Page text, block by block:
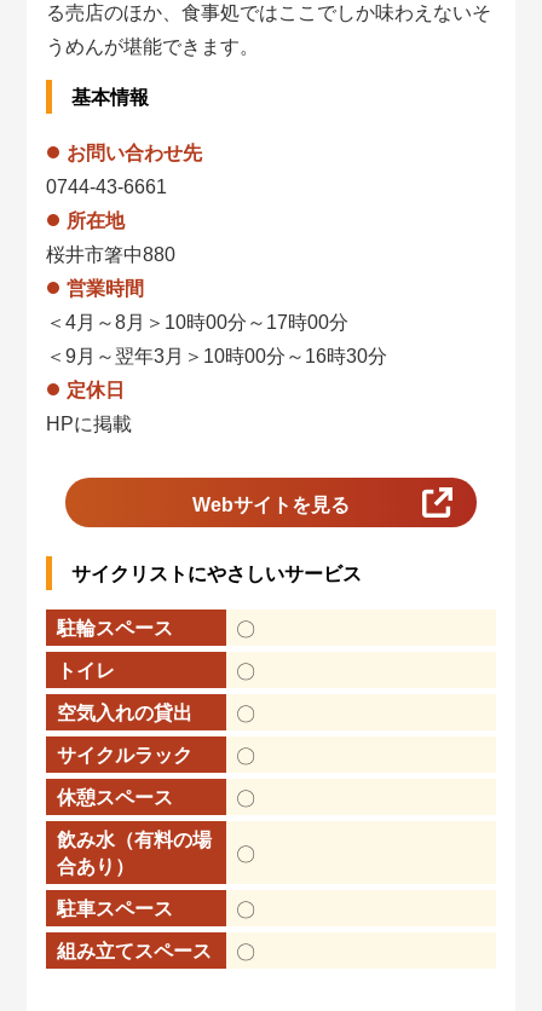
る売店のほか、食事処ではここでしか味わえないそ
うめんが堪能できます。
基本情報
お問い合わせ先
0744-43-6661
所在地
桜井市箸中880
営業時間
＜4月～8月＞10時00分～17時00分
＜9月～翌年3月＞10時00分～16時30分
定休日
HPに掲載
Webサイトを見る
サイクリストにやさしいサービス
駐輪スペース
〇
トイレ
〇
空気入れの貸出
〇
サイクルラック
〇
休憩スペース
〇
飲み水（有料の場
合あり）
〇
駐車スペース
〇
組み立てスペース
〇